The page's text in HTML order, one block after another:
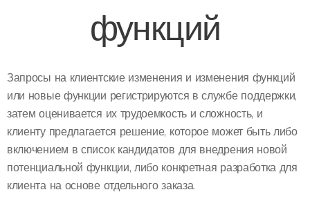
функций
Запросы на клиентские изменения и изменения функций
или новые функции регистрируются в службе поддержки,
затем оценивается их трудоемкость и сложность, и
клиенту предлагается решение, которое может быть либо
включением в список кандидатов для внедрения новой
потенциальной функции, либо конкретная разработка для
клиента на основе отдельного заказа.